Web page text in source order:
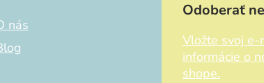
nás
Odoberať
Vložte svoj e-
informácie o
shope.